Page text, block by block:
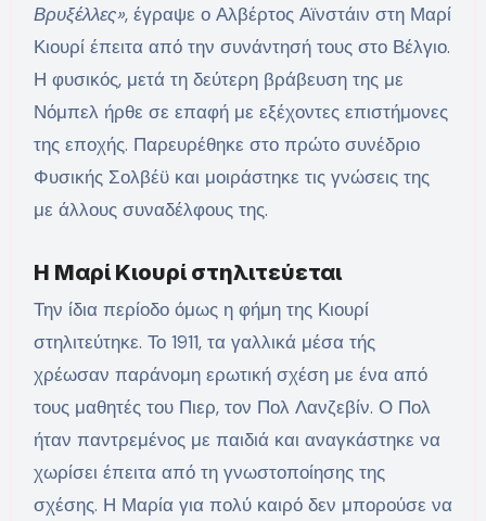
Βρυξέλλες», έγραψε ο Αλβέρτος Αϊνστάιν στη Μαρί
Κιουρί έπειτα από την συνάντησή τους στο Βέλγιο.
Η φυσικός, μετά τη δεύτερη βράβευση της με
Νόμπελ ήρθε σε επαφή με εξέχοντες επιστήμονες
της εποχής. Παρευρέθηκε στο πρώτο συνέδριο
Φυσικής Σολβέϋ και μοιράστηκε τις γνώσεις της
με άλλους συναδέλφους της.
Η Μαρί Κιουρί στηλιτεύεται
Την ίδια περίοδο όμως η φήμη της Κιουρί
στηλιτεύτηκε. Το 1911, τα γαλλικά μέσα τής
χρέωσαν παράνομη ερωτική σχέση με ένα από
τους μαθητές του Πιερ, τον Πολ Λανζεβίν. Ο Πολ
ήταν παντρεμένος με παιδιά και αναγκάστηκε να
χωρίσει έπειτα από τη γνωστοποίησης της
σχέσης. Η Μαρία για πολύ καιρό δεν μπορούσε να